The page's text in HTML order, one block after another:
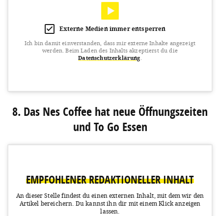
Externe Medien immer entsperren
Ich bin damit einverstanden, dass mir externe Inhalte angezeigt
werden. Beim Laden des Inhalts akzeptierst du die
Datenschutzerklärung
A post shared by Café Blá (@cafebla) on Mar 16, 2020 at 10:42pm PDT
8. Das Nes Coffee hat neue Öffnungszeiten
und To Go Essen
EMPFOHLENER REDAKTIONELLER INHALT
An dieser Stelle findest du einen externen Inhalt, mit dem wir den
Artikel bereichern. Du kannst ihn dir mit einem Klick anzeigen
lassen.